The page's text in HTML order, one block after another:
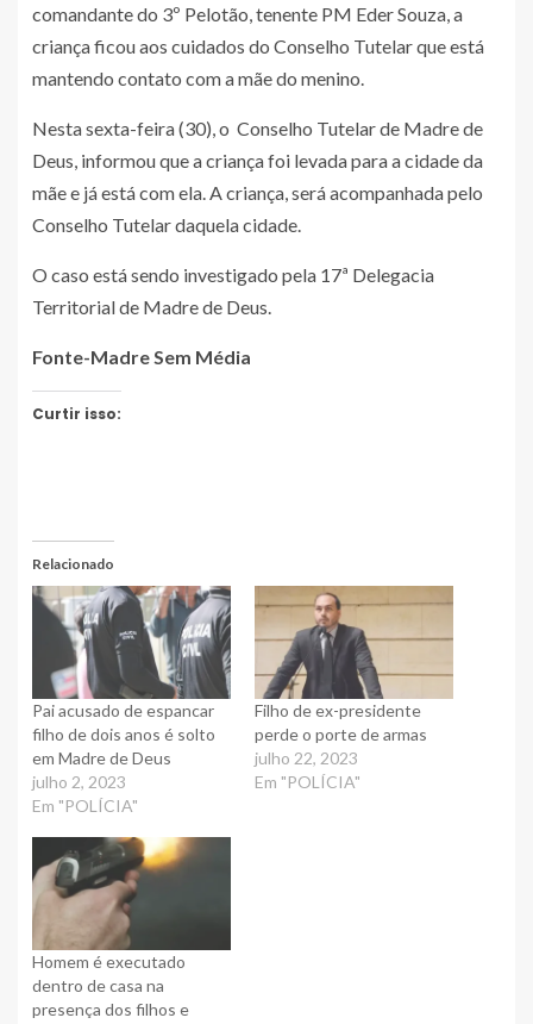
comandante do 3º Pelotão, tenente PM Eder Souza, a
criança ficou aos cuidados do Conselho Tutelar que está
mantendo contato com a mãe do menino.
Nesta sexta-feira (30), o Conselho Tutelar de Madre de
Deus, informou que a criança foi levada para a cidade da
mãe e já está com ela. A criança, será acompanhada pelo
Conselho Tutelar daquela cidade.
O caso está sendo investigado pela 17ª Delegacia
Territorial de Madre de Deus.
Fonte-Madre Sem Média
Curtir isso:
Relacionado
Pai acusado de espancar
filho de dois anos é solto
em Madre de Deus
julho 2, 2023
Em "POLÍCIA"
Filho de ex-presidente
perde o porte de armas
julho 22, 2023
Em "POLÍCIA"
Homem é executado
dentro de casa na
presença dos filhos e